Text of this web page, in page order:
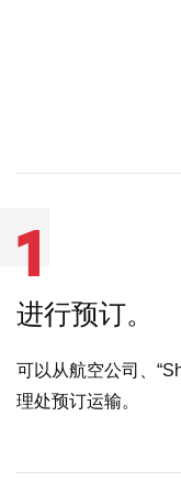
1
进行预订。
可以从航空公司、
理处预订运输。